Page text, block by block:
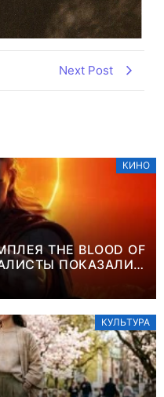
Next Post
КИНО
THE BLOOD OF
ПОКАЗАЛИ
ВЕТЕРАНОВ CD
КУЛЬТУРА